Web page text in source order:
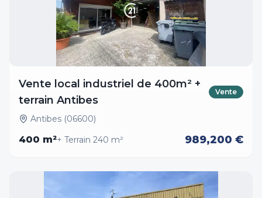
Vente local industriel de 400m² +
terrain Antibes
Vente
Antibes (06600)
400 m²+ Terrain 240 m² 989,200 €